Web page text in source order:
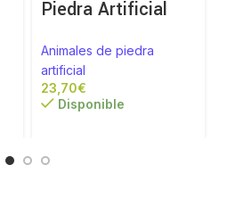
Piedra Artificial
Animales de piedra
artificial
€
Disponible